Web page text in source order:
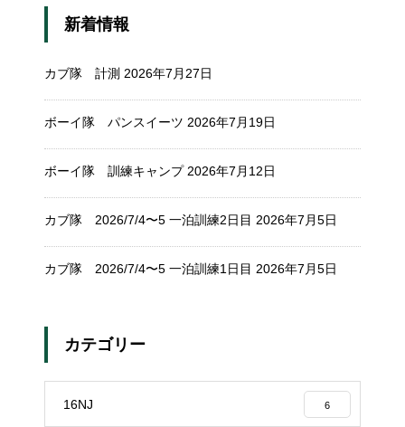
新着情報
カブ隊 計測 2026年7月27日
ボーイ隊 パンスイーツ 2026年7月19日
ボーイ隊 訓練キャンプ 2026年7月12日
カブ隊 2026/7/4〜5 一泊訓練2日目 2026年7月5日
カブ隊 2026/7/4〜5 一泊訓練1日目 2026年7月5日
カテゴリー
16NJ 6